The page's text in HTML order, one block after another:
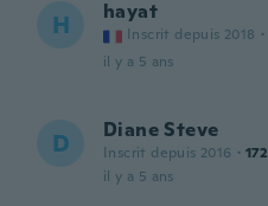
H hayat
Inscrit depuis 2018 ·
il y a 5 ans
D Diane Steve
Inscrit depuis 2016 · 172
il y a 5 ans